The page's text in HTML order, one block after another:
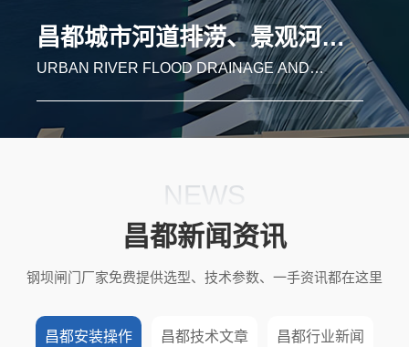
昌都湿地补水、自然保护区河道生态修复
WETLAND WATER REPLENISHMENT AND
RIVER ECOLOGICAL RESTORATION IN
NEWS
昌都新闻资讯
钢坝闸门厂家免费提供选型、技术参数、一手资讯都在这里
昌都安装操作 昌都技术文章 昌都行业新闻